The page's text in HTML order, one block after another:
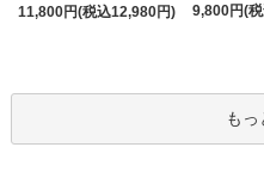
11,800円(税込12,980円)
9,800円(
もっ